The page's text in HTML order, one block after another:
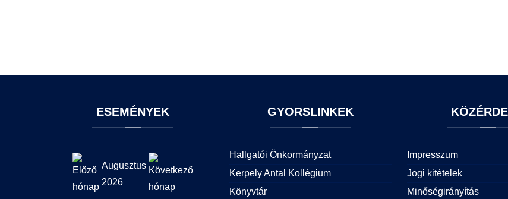
ESEMÉNYEK
Augusztus
2026
GYORSLINKEK
Hallgatói Önkormányzat
Kerpely Antal Kollégium
Könyvtár
Impresszum
Jogi kitételek
Minőségirányítás